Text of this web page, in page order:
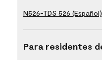
N526-TDS 526 (Español)
Para residentes